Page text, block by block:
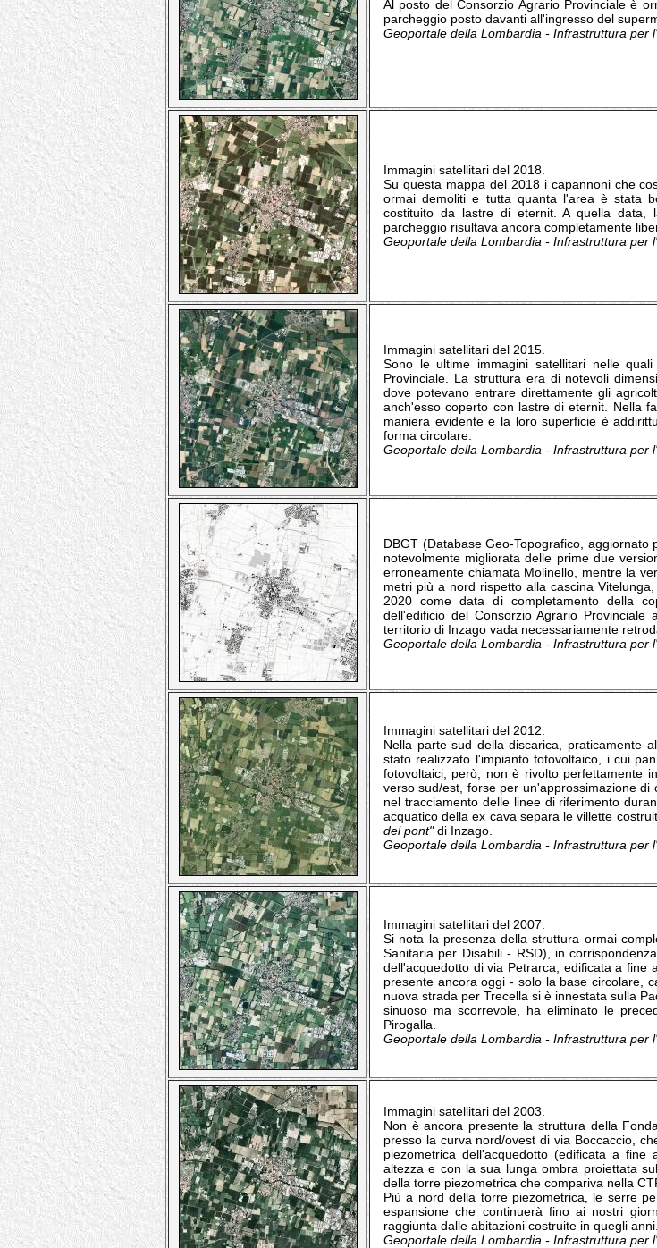
Al posto del Consorzio Agrario Provinciale è
parcheggio posto davanti all'ingresso del
Geoportale della Lombardia - Infrastruttura per
Immagini satellitari del 2018.
Su questa mappa del 2018 i capannoni che
ormai demoliti e tutta quanta l'area è stata
costituito da lastre di eternit. A quella data,
parcheggio risultava ancora completamente
Geoportale della Lombardia - Infrastruttura per
Immagini satellitari del 2015.
Sono le ultime immagini satellitari nelle
Provinciale. La struttura era di notevoli
dove potevano entrare direttamente gli
anch'esso coperto con lastre di eternit. Nella
maniera evidente e la loro superficie è
forma circolare.
Geoportale della Lombardia - Infrastruttura per
DBGT (Database Geo-Topografico,
notevolmente migliorata delle prime due
erroneamente chiamata Molinello, mentre la
metri più a nord rispetto alla cascina
2020 come data di completamento della
dell'edificio del Consorzio Agrario
territorio di Inzago vada necessariamente
Geoportale della Lombardia - Infrastruttura per
Immagini satellitari del 2012.
Nella parte sud della discarica, praticamente
stato realizzato l'impianto fotovoltaico, i cui
fotovoltaici, però, non è rivolto perfettamente
verso sud/est, forse per un'approssimazione
nel tracciamento delle linee di riferimento
acquatico della ex cava separa le villette
del pont"di Inzago.
Geoportale della Lombardia - Infrastruttura per
Immagini satellitari del 2007.
Si nota la presenza della struttura ormai
Sanitaria per Disabili - RSD), in
dell'acquedotto di via Petrarca, edificata a fine
presente ancora oggi - solo la base circolare,
nuova strada per Trecella si è innestata sulla
sinuoso ma scorrevole, ha eliminato le
Pirogalla.
Geoportale della Lombardia - Infrastruttura per
Immagini satellitari del 2003.
Non è ancora presente la struttura della
presso la curva nord/ovest di via Boccaccio,
piezometrica dell'acquedotto (edificata a
altezza e con la sua lunga ombra proiettata
della torre piezometrica che compariva nella
Più a nord della torre piezometrica, le serre
espansione che continuerà fino ai nostri
raggiunta dalle abitazioni costruite in quegli anni.
Geoportale della Lombardia - Infrastruttura per